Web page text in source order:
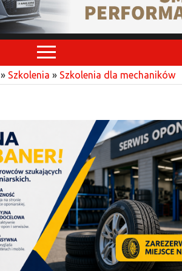
» Szkolenia » Szkolenia dla mechaników